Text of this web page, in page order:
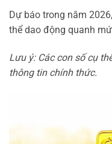
Dự báo trong năm
thể dao động quanh
Lưu ý: Các con số cụ
thông tin chính thức.